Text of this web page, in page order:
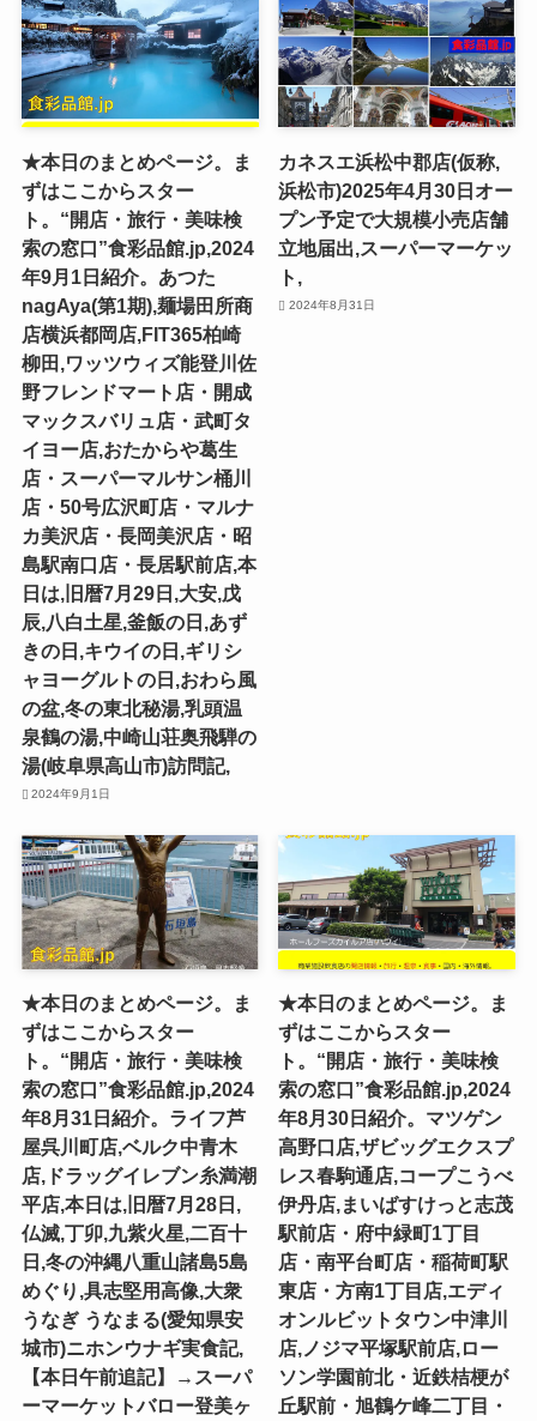
★本日のまとめページ。ま
ずはここからスター
ト。“開店・旅行・美味検
索の窓口”食彩品館.jp,2024
年9月1日紹介。あつた
nagAya(第1期),麺場田所商
店横浜都岡店,FIT365柏崎
柳田,ワッツウィズ能登川佐
野フレンドマート店・開成
マックスバリュ店・武町タ
イヨー店,おたからや葛生
店・スーパーマルサン桶川
店・50号広沢町店・マルナ
カ美沢店・長岡美沢店・昭
島駅南口店・長居駅前店,本
日は,旧暦7月29日,大安,戊
辰,八白土星,釜飯の日,あず
きの日,キウイの日,ギリシ
ャヨーグルトの日,おわら風
の盆,冬の東北秘湯,乳頭温
泉鶴の湯,中崎山荘奥飛騨の
湯(岐阜県高山市)訪問記,
2024年9月1日
カネスエ浜松中郡店(仮称,
浜松市)2025年4月30日オー
プン予定で大規模小売店舗
立地届出,スーパーマーケッ
ト,
2024年8月31日
★本日のまとめページ。ま
ずはここからスター
ト。“開店・旅行・美味検
索の窓口”食彩品館.jp,2024
年8月31日紹介。ライフ芦
屋呉川町店,ベルク中青木
店,ドラッグイレブン糸満潮
平店,本日は,旧暦7月28日,
仏滅,丁卯,九紫火星,二百十
日,冬の沖縄八重山諸島5島
めぐり,具志堅用高像,大衆
うなぎ うなまる(愛知県安
城市)ニホンウナギ実食記,
【本日午前追記】→スーパ
ーマーケットバロー登美ヶ
★本日のまとめページ。ま
ずはここからスター
ト。“開店・旅行・美味検
索の窓口”食彩品館.jp,2024
年8月30日紹介。マツゲン
高野口店,ザビッグエクスプ
レス春駒通店,コープこうべ
伊丹店,まいばすけっと志茂
駅前店・府中緑町1丁目
店・南平台町店・稲荷町駅
東店・方南1丁目店,エディ
オンルビットタウン中津川
店,ノジマ平塚駅前店,ロー
ソン学園前北・近鉄桔梗が
丘駅前・旭鶴ケ峰二丁目・